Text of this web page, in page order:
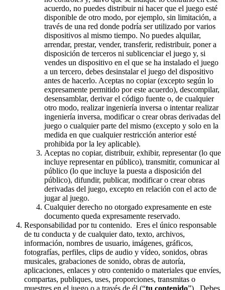
acuerdo, no puedes distribuir ni hacer que el juego esté
disponible de otro modo, por ejemplo, sin limitación, a
través de una red donde podría ser utilizado por varios
dispositivos al mismo tiempo. No puedes alquilar,
arrendar, prestar, vender, transferir, redistribuir, poner a
disposición de terceros ni sublicenciar el juego y, si
vendes un dispositivo en el que se ha instalado el juego
a un tercero, debes desinstalar el juego del dispositivo
antes de hacerlo. Aceptas no copiar (excepto según lo
expresamente permitido por este acuerdo), descompilar,
desensamblar, derivar el código fuente o, de cualquier
otro modo, realizar ingeniería inversa o intentar realizar
ingeniería inversa, modificar o crear obras derivadas del
juego o cualquier parte del mismo (excepto y solo en la
medida en que cualquier restricción anterior esté
prohibida por la ley aplicable).
Aceptas no copiar, distribuir, exhibir, representar (lo que
incluye representar en público), transmitir, comunicar al
público (lo que incluye la puesta a disposición del
público), difundir, publicar, modificar o crear obras
derivadas del juego, excepto en relación con el acto de
jugar al juego.
Cualquier derecho no otorgado expresamente en este
documento queda expresamente reservado.
Responsabilidad por tu contenido. Eres el único responsable
de tu conducta y de cualquier dato, texto, archivos,
información, nombres de usuario, imágenes, gráficos,
fotografías, perfiles, clips de audio y vídeo, sonidos, obras
musicales, grabaciones de sonido, obras de autoría,
aplicaciones, enlaces y otro contenido o materiales que envíes,
compartas, publiques, uses, proporciones, transmitas o